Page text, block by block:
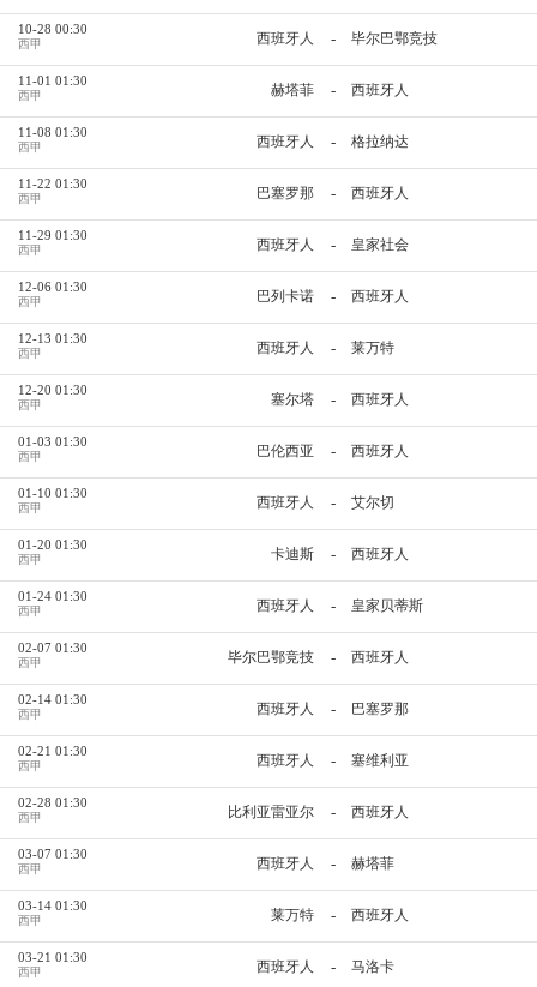
10-28 00:30
西甲 西班牙人 - 毕尔巴鄂竞技
11-01 01:30
西甲 赫塔菲 - 西班牙人
11-08 01:30
西甲 西班牙人 - 格拉纳达
11-22 01:30
西甲 巴塞罗那 - 西班牙人
11-29 01:30
西甲 西班牙人 - 皇家社会
12-06 01:30
西甲 巴列卡诺 - 西班牙人
12-13 01:30
西甲 西班牙人 - 莱万特
12-20 01:30
西甲 塞尔塔 - 西班牙人
01-03 01:30
西甲 巴伦西亚 - 西班牙人
01-10 01:30
西甲 西班牙人 - 艾尔切
01-20 01:30
西甲 卡迪斯 - 西班牙人
01-24 01:30
西甲 西班牙人 - 皇家贝蒂斯
02-07 01:30
西甲 毕尔巴鄂竞技 - 西班牙人
02-14 01:30
西甲 西班牙人 - 巴塞罗那
02-21 01:30
西甲 西班牙人 - 塞维利亚
02-28 01:30
西甲 比利亚雷亚尔 - 西班牙人
03-07 01:30
西甲 西班牙人 - 赫塔菲
03-14 01:30
西甲 莱万特 - 西班牙人
03-21 01:30
西甲 西班牙人 - 马洛卡